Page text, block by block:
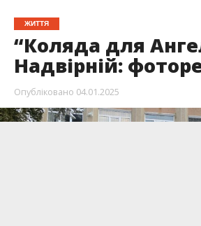
ЖИТТЯ
“Коляда для
Надвірній:
Опубліковано 04.01.2025